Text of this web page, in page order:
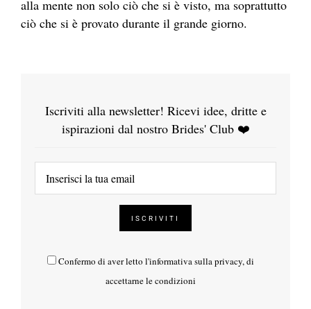
alla mente non solo ciò che si è visto, ma soprattutto
ciò che si è provato durante il grande giorno.
Iscriviti alla newsletter! Ricevi idee, dritte e
ispirazioni dal nostro Brides' Club ❤️
Confermo di aver letto l'informativa sulla privacy, di
accettarne le condizioni